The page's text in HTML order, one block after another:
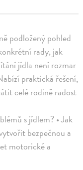
podložený pohled
rady, jak
jídla není rozmar
praktická řešení,
celé rodině radost
s jídlem? • Jak
bezpečnou a
motorické a